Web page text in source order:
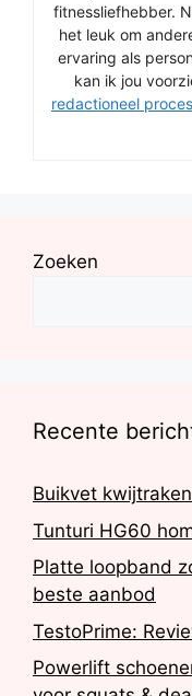
fitnessliefhebber.
het leuk om
ervaring als
kan ik jou
redactioneel proces
Zoeken
Recente
Buikvet
Tunturi HG60
Platte loopband
beste aanbod
TestoPrime:
Powerlift